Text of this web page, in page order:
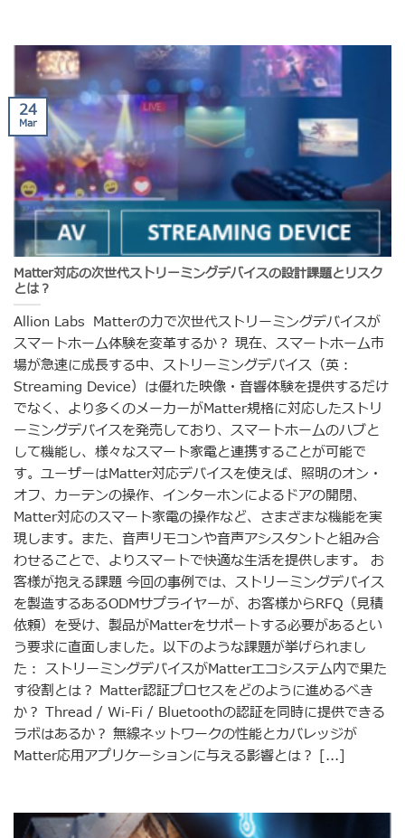
Matter対応の次世代ストリーミングデバイスの設計課題とリスク
とは？
Allion Labs Matterの力で次世代ストリーミングデバイスが
スマートホーム体験を変革するか？ 現在、スマートホーム市
場が急速に成長する中、ストリーミングデバイス（英：
Streaming Device）は優れた映像・音響体験を提供するだけ
でなく、より多くのメーカーがMatter規格に対応したストリ
ーミングデバイスを発売しており、スマートホームのハブと
して機能し、様々なスマート家電と連携することが可能で
す。ユーザーはMatter対応デバイスを使えば、照明のオン・
オフ、カーテンの操作、インターホンによるドアの開閉、
Matter対応のスマート家電の操作など、さまざまな機能を実
現します。また、音声リモコンや音声アシスタントと組み合
わせることで、よりスマートで快適な生活を提供します。 お
客様が抱える課題 今回の事例では、ストリーミングデバイス
を製造するあるODMサプライヤーが、お客様からRFQ（見積
依頼）を受け、製品がMatterをサポートする必要があるとい
う要求に直面しました。以下のような課題が挙げられまし
た： ストリーミングデバイスがMatterエコシステム内で果た
す役割とは？ Matter認証プロセスをどのように進めるべき
か？ Thread / Wi-Fi / Bluetoothの認証を同時に提供できる
ラボはあるか？ 無線ネットワークの性能とカバレッジが
Matter応用アプリケーションに与える影響とは？ [...]
24
Mar